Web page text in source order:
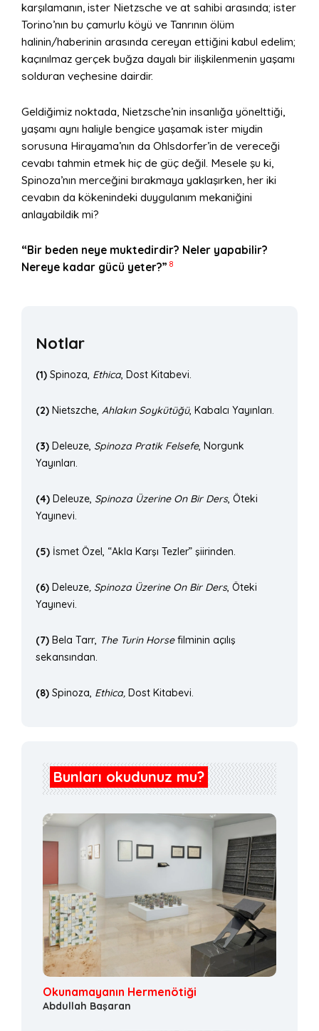
karşılamanın, ister Nietzsche ve at sahibi arasında; ister
Torino’nın bu çamurlu köyü ve Tanrının ölüm
halinin/haberinin arasında cereyan ettiğini kabul edelim;
kaçınılmaz gerçek buğza dayalı bir ilişkilenmenin yaşamı
solduran veçhesine dairdir.
Geldiğimiz noktada, Nietzsche’nin insanlığa yönelttiği,
yaşamı aynı haliyle bengice yaşamak ister miydin
sorusuna Hirayama’nın da Ohlsdorfer’in de vereceği
cevabı tahmin etmek hiç de güç değil. Mesele şu ki,
Spinoza’nın merceğini bırakmaya yaklaşırken, her iki
cevabın da kökenindeki duygulanım mekaniğini
anlayabildik mi?
“Bir beden neye muktedirdir? Neler yapabilir?
Nereye kadar gücü yeter?” 8
Notlar
(1) Spinoza, Ethica, Dost Kitabevi.
(2) Nietszche, Ahlakın Soykütüğü, Kabalcı Yayınları.
(3) Deleuze, Spinoza Pratik Felsefe, Norgunk
Yayınları.
(4) Deleuze, Spinoza Üzerine On Bir Ders, Öteki
Yayınevi.
(5) İsmet Özel, “Akla Karşı Tezler” şiirinden.
(6) Deleuze, Spinoza Üzerine On Bir Ders, Öteki
Yayınevi.
(7) Bela Tarr, The Turin Horsefilminin açılış
sekansından.
(8) Spinoza, Ethica, Dost Kitabevi.
Bunları okudunuz mu?
Okunamayanın Hermenötiği
Abdullah Başaran